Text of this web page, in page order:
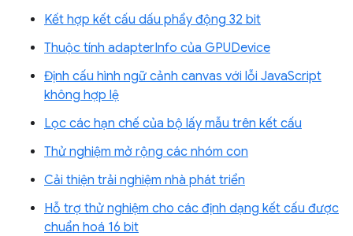
Kết hợp kết cấu dấu phẩy động 32 bit
Thuộc tính adapterInfo của GPUDevice
Định cấu hình ngữ cảnh canvas với lỗi JavaScript
không hợp lệ
Lọc các hạn chế của bộ lấy mẫu trên kết cấu
Thử nghiệm mở rộng các nhóm con
Cải thiện trải nghiệm nhà phát triển
Hỗ trợ thử nghiệm cho các định dạng kết cấu được
chuẩn hoá 16 bit